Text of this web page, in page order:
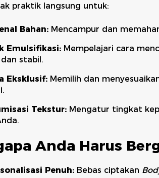
praktik langsung untuk:
Bahan:Mencampur dan
Emulsifikasi:Mempelajari cara
stabil.
Eksklusif:Memilih dan
Tekstur:Mengatur tingkat
Anda Harus
Penuh:Bebas ciptakan